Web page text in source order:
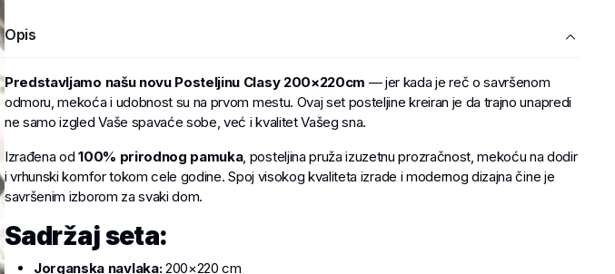
Opis
Predstavljamo našu novu Posteljinu Clasy 200×220cm — jer kada je reč o savršenom
odmoru, mekoća i udobnost su na prvom mestu. Ovaj set posteljine kreiran je da trajno unapredi
ne samo izgled Vaše spavaće sobe, već i kvalitet Vašeg sna.
Izrađena od100% prirodnog pamuka, posteljina pruža izuzetnu prozračnost, mekoću na dodir
i vrhunski komfor tokom cele godine. Spoj visokog kvaliteta izrade i modernog dizajna čine je
savršenim izborom za svaki dom.
Sadržaj seta:
Jorganska navlaka:200×220 cm